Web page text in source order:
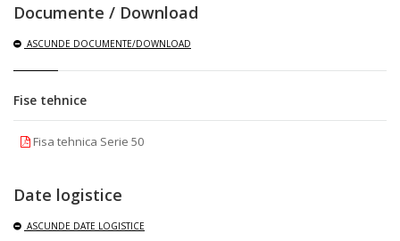
Documente / Download
ASCUNDE DOCUMENTE/DOWNLOAD
Fise tehnice
Fisa tehnica Serie 50
Date logistice
ASCUNDE DATE LOGISTICE